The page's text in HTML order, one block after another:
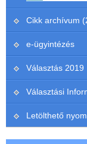
Cikk archívum
e-ügyintézés
Választás 2019
Választási
Letölthető